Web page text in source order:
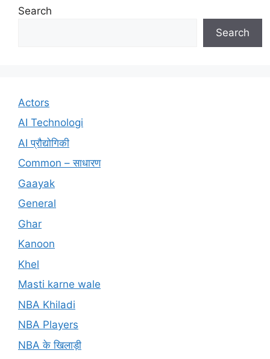
Search
Search
Actors
AI Technologi
AI प्रौद्योगिकी
Common – साधारण
Gaayak
General
Ghar
Kanoon
Khel
Masti karne wale
NBA Khiladi
NBA Players
NBA के खिलाड़ी